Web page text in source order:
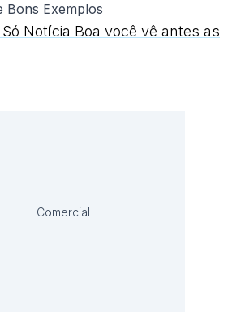
Bons Exemplos
Notícia Boa você vê antes as
Comercial